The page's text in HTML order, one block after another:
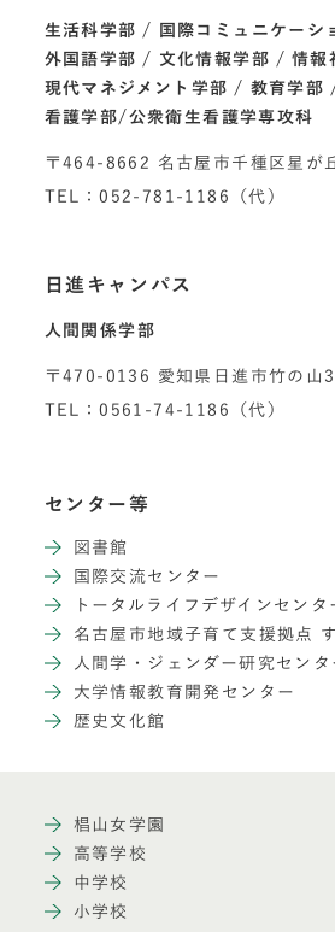
生活科学部
国際コミュニケーシ
外国語学部
文化情報学部
情報
現代マネジメント学部
教育学部
看護学部/公衆衛生看護学専攻科
〒464-8662 名古屋市千種区星が
TEL：052-781-1186（代）
日進キャンパス
人間関係学部
〒470-0136 愛知県日進市竹の山
TEL：0561-74-1186（代）
センター等
図書館
国際交流センター
トータルライフデザインセンタ
名古屋市地域子育て支援拠点
人間学・ジェンダー研究センタ
大学情報教育開発センター
歴史文化館
椙山女学園
高等学校
中学校
小学校